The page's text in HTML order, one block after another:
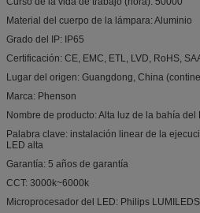
Material del cuerpo de la lámpara: Aluminio
Grado del IP: IP65
Certificación: CE, EMC, ETL, LVD, RoHS,
Lugar del origen: Guangdong, China
Marca: Phenson
Nombre de producto: Alta luz de la bahía del
Palabra clave: instalación linear de la
LED alta
Garantía: 5 años de garantía
CCT: 3000k~6000k
Microprocesador del LED: Philips LUMILEDS